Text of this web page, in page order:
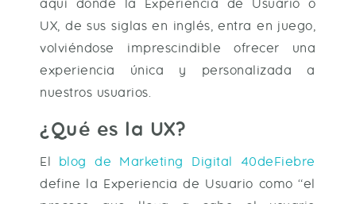
aquí donde la Experiencia de Usuario o
UX, de sus siglas en inglés, entra en juego,
volviéndose imprescindible ofrecer una
experiencia única y personalizada a
nuestros usuarios.
¿Qué es la UX?
El blog de Marketing Digital 40deFiebre
define la Experiencia de Usuario como “el